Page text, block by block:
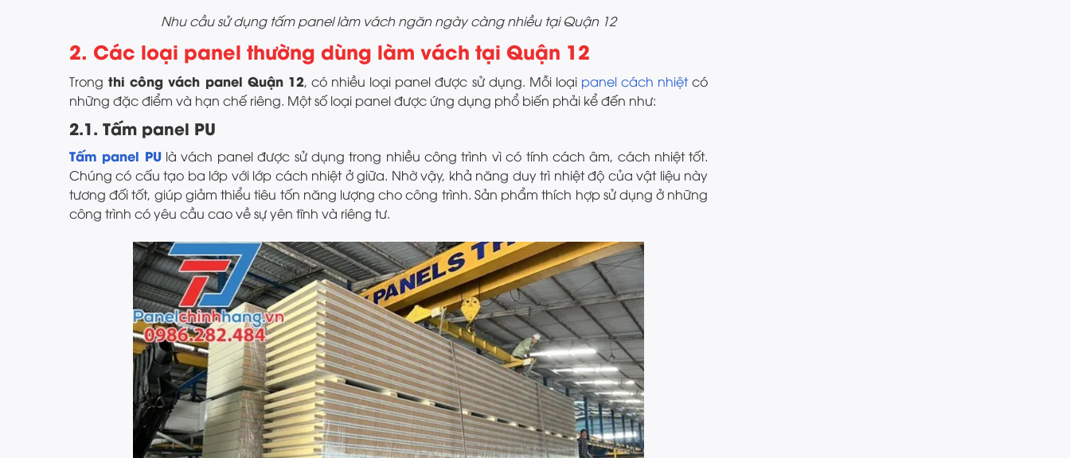
Nhu cầu sử dụng tấm panel làm vách ngăn ngày càng nhiều tại Quận 12
2. Các loại panel thường dùng làm vách tại Quận 12
Trong thi công vách panel Quận 12, có nhiều loại panel được sử dụng. Mỗi loại panel cách nhiệtcó
những đặc điểm và hạn chế riêng. Một số loại panel được ứng dụng phổ biến phải kể đến như:
2.1. Tấm panel PU
Tấm panel PUlà vách panel được sử dụng trong nhiều công trình vì có tính cách âm, cách nhiệt tốt.
Chúng có cấu tạo ba lớp với lớp cách nhiệt ở giữa. Nhờ vậy, khả năng duy trì nhiệt độ của vật liệu này
tương đối tốt, giúp giảm thiểu tiêu tốn năng lượng cho công trình. Sản phẩm thích hợp sử dụng ở những
công trình có yêu cầu cao về sự yên tĩnh và riêng tư.